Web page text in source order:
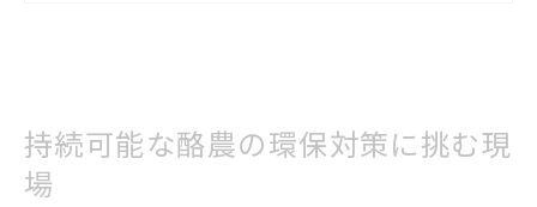
酪農経営で環境と共生するための工夫
持続可能な酪農の環保対策に挑む現
場